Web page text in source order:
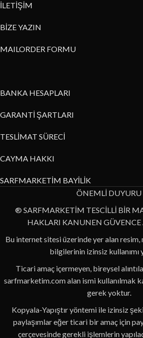
İLETİŞİM
BİZE YAZIN
MAILORDER FORMU
BANKA HESAPLARI
GARANTİ ŞARTLARI
TESLİMAT SÜRECİ
CAYMA HAKKI
SARFMARKETİM BAYİLİK
ÖNEMLİ DUYURU
® SARFMARKETİM TESCİLLİ BİR
HAKLARI KANUNEN
Bu internet sitesi üzerinde yer alan
bilgilerinin izinsiz kullanımı
Ticari amaç içermeyen, bireysel
sarfmarketim.com alan ismi kullanılmak
gerek yoktur.
Kopyala-Yapıştır yöntemi ile izinsiz
paylaşımlar eğer ticari bir amaç için
çerçevesinde gerekli işlemlerin